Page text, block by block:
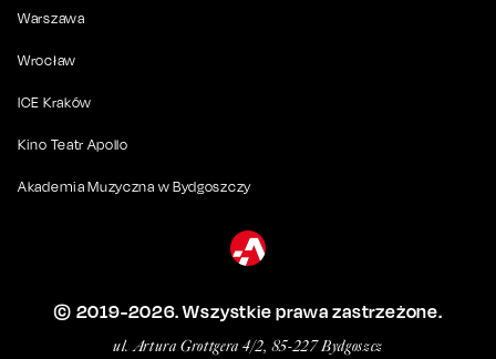
Warszawa
Wrocław
ICE Kraków
Kino Teatr Apollo
Akademia Muzyczna w Bydgoszczy
© 2019-2026. Wszystkie prawa zastrzeżone.
ul. Artura Grottgera 4/2, 85-227 Bydgoszcz